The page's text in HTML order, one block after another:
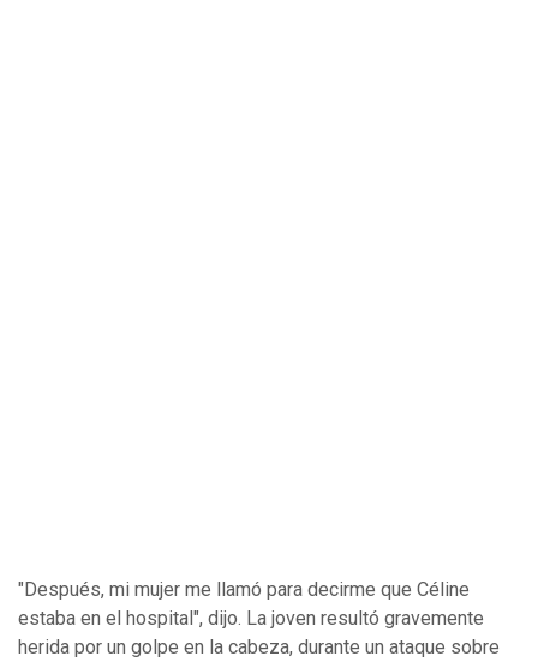
"Después, mi mujer me llamó para decirme que Céline
estaba en el hospital", dijo. La joven resultó gravemente
herida por un golpe en la cabeza, durante un ataque sobre